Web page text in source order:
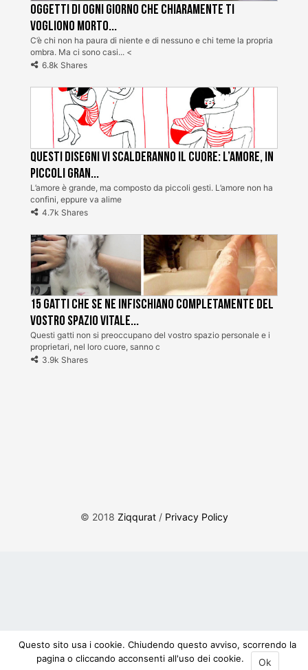
Oggetti di ogni giorno che chiaramente ti
vogliono morto...
C’è chi non ha paura di niente e di nessuno e chi teme la propria
ombra. Ma ci sono casi... <
6.8k Shares
Questi disegni vi scalderanno il cuore: l’amore, in
piccoli gran...
L’amore è grande, ma composto da piccoli gesti. L’amore non ha
confini, eppure va alime
4.7k Shares
15 gatti che se ne infischiano completamente del
vostro spazio vitale...
Questi gatti non si preoccupano del vostro spazio personale e i
proprietari, nel loro cuore, sanno c
3.9k Shares
© 2018 Ziqqurat/ Privacy Policy
Questo sito usa i cookie. Chiudendo questo avviso, scorrendo la
pagina o cliccando acconsenti all'uso dei cookie.
Ok